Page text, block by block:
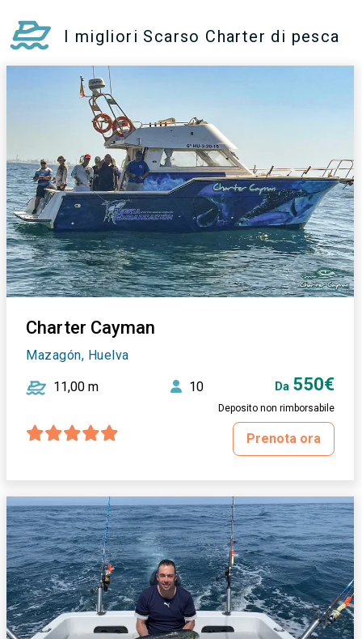
I migliori Scarso Charter di pesca
Charter Cayman
Mazagón, Huelva
11,00 m 10 Da 550€
Deposito non rimborsabile
Prenota ora